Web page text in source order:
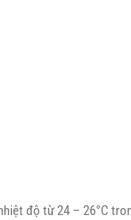
độ từ 24 – 26°C